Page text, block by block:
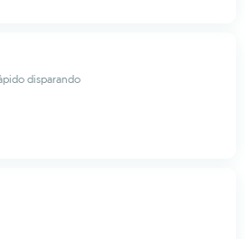
disparando